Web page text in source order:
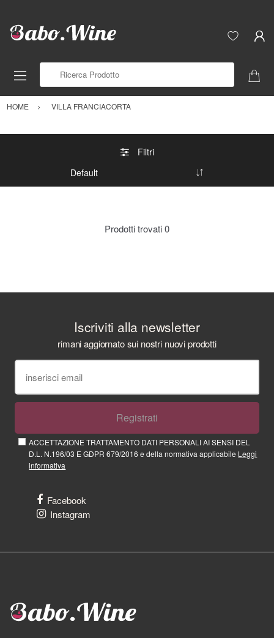
HOME VILLA FRANCIACORTA
Filtri
Prodotti trovati0
Iscriviti alla newsletter
rimani aggiornato sui nostri nuovi prodotti
Registrati
ACCETTAZIONE TRATTAMENTO DATI PERSONALI AI SENSI DEL
D.L. N.196/03 E GDPR 679/2016 e della normativa applicabile Leggi
informativa
Facebook
Instagram